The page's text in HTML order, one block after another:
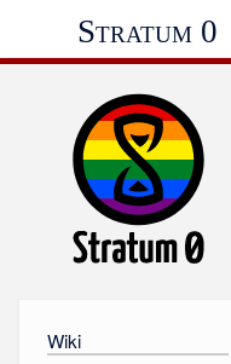
Stratum 0
Wiki